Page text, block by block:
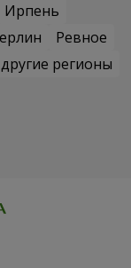
Ирпень
Ревное
другие регионы